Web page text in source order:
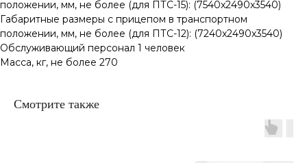
положении, мм, не более (для ПТС-15): (7540x2490x3540)
Габаритные размеры с прицепом в транспортном
положении, мм, не более (для ПТС-12): (7240x2490x3540)
Обслуживающий персонал 1 человек
Масса, кг, не более 270
Смотрите также